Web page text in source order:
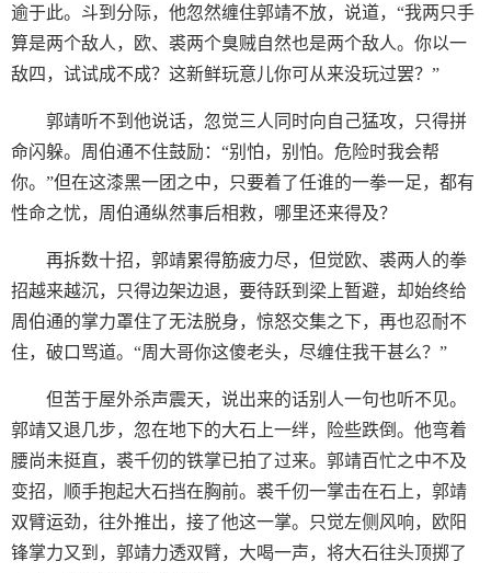
逾于此。斗到分际，他忽然缠住郭靖不放，说道，“我两只手
算是两个敌人，欧、裘两个臭贼自然也是两个敌人。你以一
敌四，试试成不成？这新鲜玩意儿你可从来没玩过罢？”
郭靖听不到他说话，忽觉三人同时向自己猛攻，只得拼
命闪躲。周伯通不住鼓励：“别怕，别怕。危险时我会帮
你。”但在这漆黑一团之中，只要着了任谁的一拳一足，都有
性命之忧，周伯通纵然事后相救，哪里还来得及？
再拆数十招，郭靖累得筋疲力尽，但觉欧、裘两人的拳
招越来越沉，只得边架边退，要待跃到梁上暂避，却始终给
周伯通的掌力罩住了无法脱身，惊怒交集之下，再也忍耐不
住，破口骂道。“周大哥你这傻老头，尽缠住我干甚么？”
但苦于屋外杀声震天，说出来的话别人一句也听不见。
郭靖又退几步，忽在地下的大石上一绊，险些跌倒。他弯着
腰尚未挺直，裘千仞的铁掌已拍了过来。郭靖百忙之中不及
变招，顺手抱起大石挡在胸前。裘千仞一掌击在石上，郭靖
双臂运劲，往外推出，接了他这一掌。只觉左侧风响，欧阳
锋掌力又到，郭靖力透双臂，大喝一声，将大石往头顶掷了